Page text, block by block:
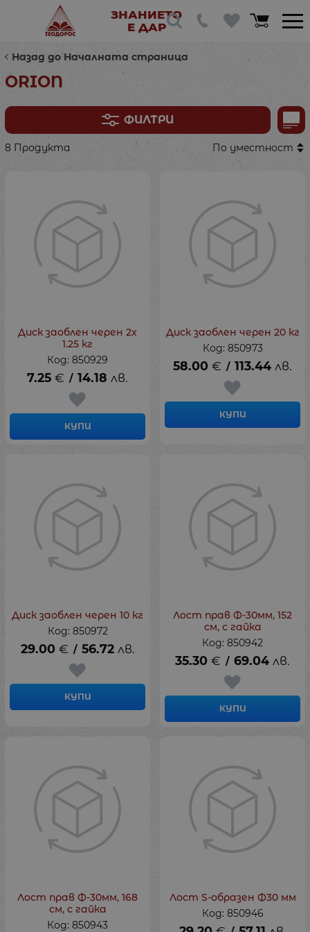
ЗНАНИЕТО
Е ДАР
Назад до Началната страница
ORION
ФИЛТРИ
8 Продукта По уместност
Диск заоблен черен 2х
1.25 кг
Код: 850929
7.25 € / 14.18 лв.
КУПИ
Диск заоблен черен 20 кг
Код: 850973
58.00 € / 113.44 лв.
КУПИ
Диск заоблен черен 10 кг
Код: 850972
29.00 € / 56.72 лв.
КУПИ
Лост прав Ф-30мм, 152
см, с гайка
Код: 850942
35.30 € / 69.04 лв.
КУПИ
Лост прав Ф-30мм, 168
см, с гайка
Код: 850943
Лост S-образен Ф30 мм
Код: 850946